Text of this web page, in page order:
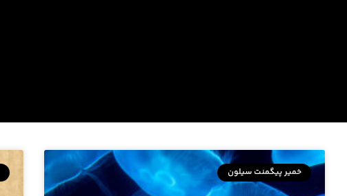
خمیر پیگمنت سیلون